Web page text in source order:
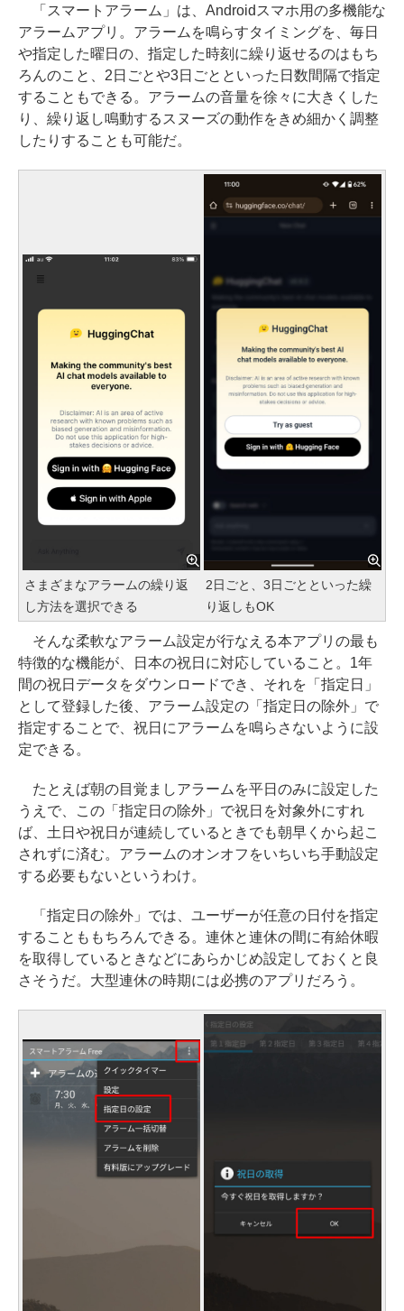
「スマートアラーム」は、Androidスマホ用の多機能な
アラームアプリ。アラームを鳴らすタイミングを、毎日
や指定した曜日の、指定した時刻に繰り返せるのはもち
ろんのこと、2日ごとや3日ごとといった日数間隔で指定
することもできる。アラームの音量を徐々に大きくした
り、繰り返し鳴動するスヌーズの動作をきめ細かく調整
したりすることも可能だ。
さまざまなアラームの繰り返
し方法を選択できる
2日ごと、3日ごとといった繰
り返しもOK
そんな柔軟なアラーム設定が行なえる本アプリの最も
特徴的な機能が、日本の祝日に対応していること。1年
間の祝日データをダウンロードでき、それを「指定日」
として登録した後、アラーム設定の「指定日の除外」で
指定することで、祝日にアラームを鳴らさないように設
定できる。
たとえば朝の目覚ましアラームを平日のみに設定した
うえで、この「指定日の除外」で祝日を対象外にすれ
ば、土日や祝日が連続しているときでも朝早くから起こ
されずに済む。アラームのオンオフをいちいち手動設定
する必要もないというわけ。
「指定日の除外」では、ユーザーが任意の日付を指定
することももちろんできる。連休と連休の間に有給休暇
を取得しているときなどにあらかじめ設定しておくと良
さそうだ。大型連休の時期には必携のアプリだろう。